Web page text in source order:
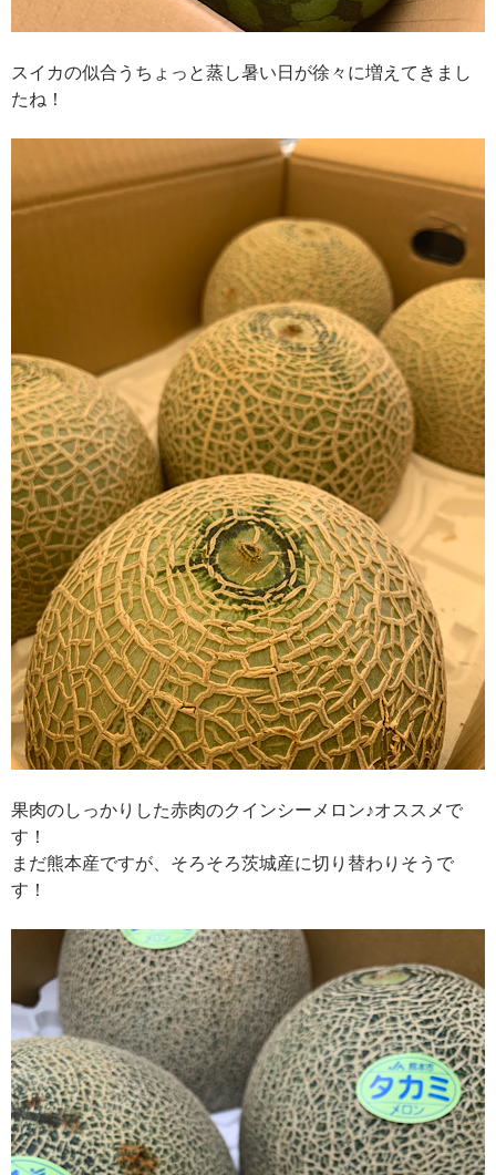
スイカの似合うちょっと蒸し暑い日が徐々に増えてきまし
たね！
果肉のしっかりした赤肉のクインシーメロン♪オススメで
す！
まだ熊本産ですが、そろそろ茨城産に切り替わりそうで
す！